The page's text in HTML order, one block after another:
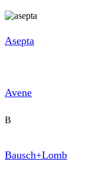
Asepta
Avene
B
Bausch+Lomb